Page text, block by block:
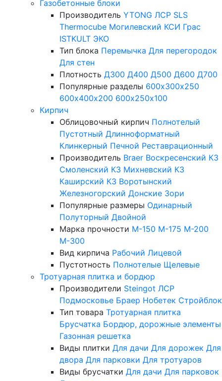
Газобетонные блоки
Производитель YTONG ЛСР SLS
Thermocube Могилевский КСИ Грас
ISTKULT ЭКО
Тип блока Перемычка Для перегородок
Для стен
Плотность Д300 Д400 Д500 Д600 Д700
Популярные разделы 600х300х250
600х400х200 600х250х100
Кирпич
Облицовочный кирпич Полнотелый
Пустотный Длинноформатный
Клинкерный Печной Реставрационный
Производитель Braer Воскресенский КЗ
Смоленский КЗ Михневский КЗ
Каширский КЗ Воротынский
Железногорский Донские Зори
Популярные размеры Одинарный
Полуторный Двойной
Марка прочности М-150 М-175 М-200
М-300
Вид кирпича Рабочий Лицевой
Пустотность Полнотелые Щелевые
Тротуарная плитка и бордюр
Производители Steingot ЛСР
Подмосковье Браер Нобетек Стройблок
Тип товара Тротуарная плитка
Брусчатка Бордюр, дорожные элементы
Газонная решетка
Виды плитки Для дачи Для дорожек Для
двора Для парковки Для тротуаров
Виды брусчатки Для дачи Для парковок